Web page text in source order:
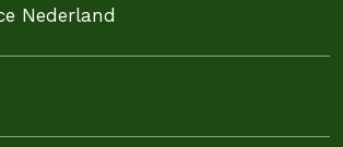
Nederland